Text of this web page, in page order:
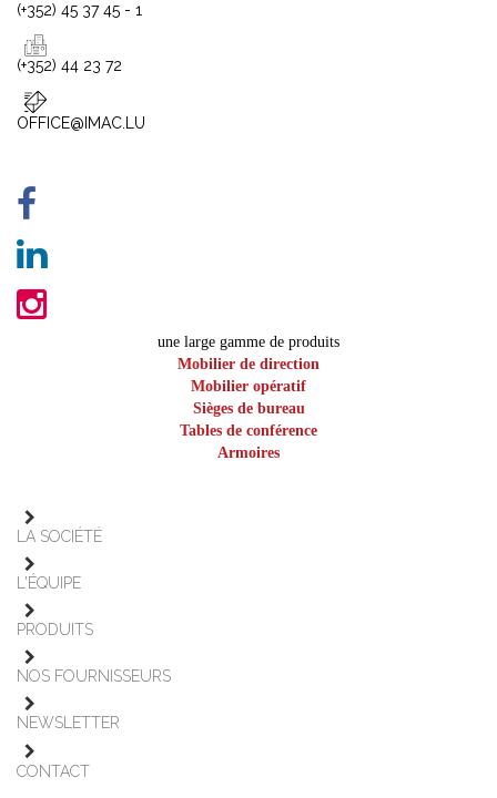
(+352) 45 37 45 - 1
(+352) 44 23 72
OFFICE@IMAC.LU
une large gamme de produits
Mobilier de direction
Mobilier opératif
Sièges de bureau
Tables de conférence
Armoires
LA SOCIÉTÉ
L'ÉQUIPE
PRODUITS
NOS FOURNISSEURS
NEWSLETTER
CONTACT